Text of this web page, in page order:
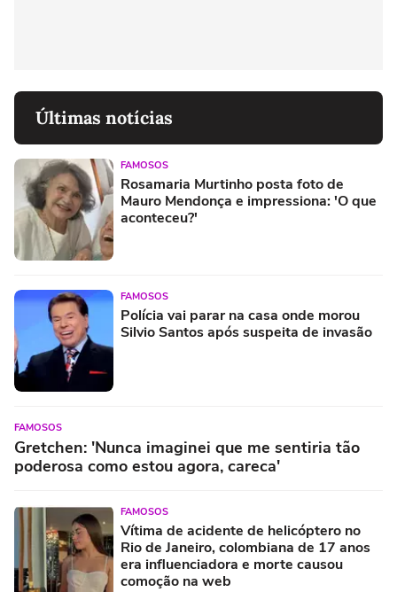
Últimas notícias
FAMOSOS
Rosamaria Murtinho posta foto de
Mauro Mendonça e impressiona: 'O que
aconteceu?'
FAMOSOS
Polícia vai parar na casa onde morou
Silvio Santos após suspeita de invasão
FAMOSOS
Gretchen: 'Nunca imaginei que me sentiria tão
poderosa como estou agora, careca'
FAMOSOS
Vítima de acidente de helicóptero no
Rio de Janeiro, colombiana de 17 anos
era influenciadora e morte causou
comoção na web